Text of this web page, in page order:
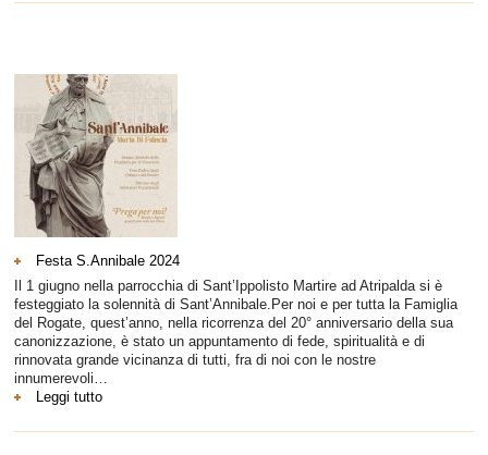
Festa S.Annibale 2024
Il 1 giugno nella parrocchia di Sant’Ippolisto Martire ad Atripalda si è
festeggiato la solennità di Sant’Annibale.Per noi e per tutta la Famiglia
del Rogate, quest’anno, nella ricorrenza del 20° anniversario della sua
canonizzazione, è stato un appuntamento di fede, spiritualità e di
rinnovata grande vicinanza di tutti, fra di noi con le nostre
innumerevoli…
Leggi tutto:
S.Annibale